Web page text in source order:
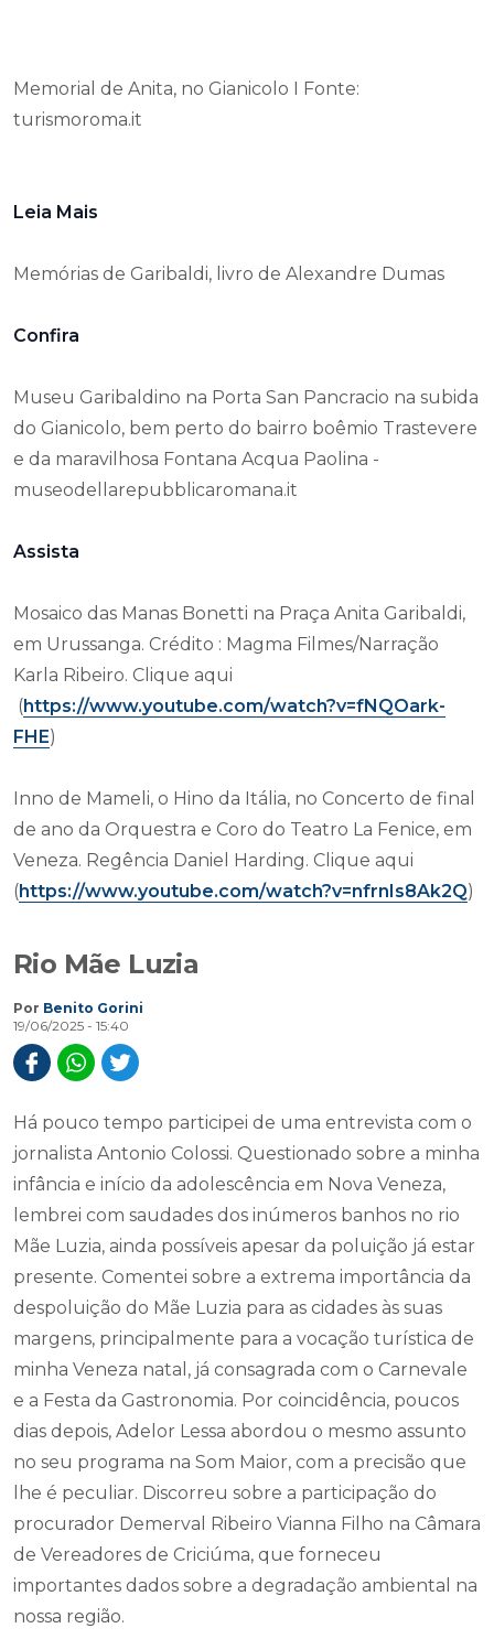
Memorial de Anita, no Gianicolo I Fonte:
turismoroma.it
Leia Mais
Memórias de Garibaldi, livro de Alexandre Dumas
Confira
Museu Garibaldino na Porta San Pancracio na subida
do Gianicolo, bem perto do bairro boêmio Trastevere
e da maravilhosa Fontana Acqua Paolina -
museodellarepubblicaromana.it
Assista
Mosaico das Manas Bonetti na Praça Anita Garibaldi,
em Urussanga. Crédito : Magma Filmes/Narração
Karla Ribeiro. Clique aqui
(https://www.youtube.com/watch?v=fNQOark-
FHE)
Inno de Mameli, o Hino da Itália, no Concerto de final
de ano da Orquestra e Coro do Teatro La Fenice, em
Veneza. Regência Daniel Harding. Clique aqui
(https://www.youtube.com/watch?v=nfrnIs8Ak2Q)
Rio Mãe Luzia
Por Benito Gorini
19/06/2025 - 15:40
Há pouco tempo participei de uma entrevista com o
jornalista Antonio Colossi. Questionado sobre a minha
infância e início da adolescência em Nova Veneza,
lembrei com saudades dos inúmeros banhos no rio
Mãe Luzia, ainda possíveis apesar da poluição já estar
presente. Comentei sobre a extrema importância da
despoluição do Mãe Luzia para as cidades às suas
margens, principalmente para a vocação turística de
minha Veneza natal, já consagrada com o Carnevale
e a Festa da Gastronomia. Por coincidência, poucos
dias depois, Adelor Lessa abordou o mesmo assunto
no seu programa na Som Maior, com a precisão que
lhe é peculiar. Discorreu sobre a participação do
procurador Demerval Ribeiro Vianna Filho na Câmara
de Vereadores de Criciúma, que forneceu
importantes dados sobre a degradação ambiental na
nossa região.